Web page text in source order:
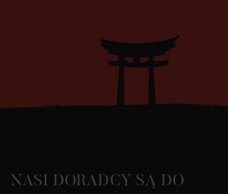
NASI DORADCY SĄ DO